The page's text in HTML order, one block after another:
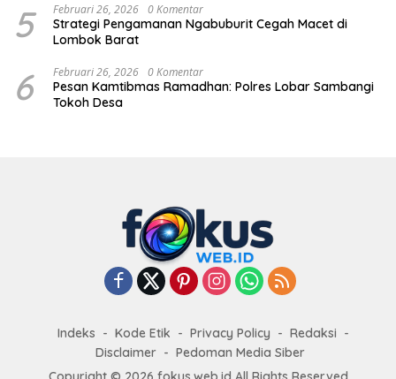
5 Februari 26, 2026 0 Komentar
Strategi Pengamanan Ngabuburit Cegah Macet di
Lombok Barat
6 Februari 26, 2026 0 Komentar
Pesan Kamtibmas Ramadhan: Polres Lobar Sambangi
Tokoh Desa
Indeks Kode Etik Privacy Policy
Redaksi
Disclaimer
Pedoman Media Siber